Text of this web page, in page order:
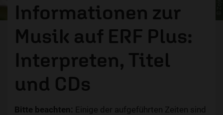
ÜBER
Informationen zur
Musik auf ERF Plus:
Interpreten, Titel
und CDs
Bitte beachten: Einige der aufgeführten Zeiten sind